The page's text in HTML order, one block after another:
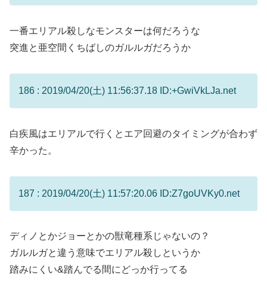
一番エリアル殺しなモンスターは何だろうな
突進と亜空間くちばしのガルルガだろうか
186 : 2019/04/20(土) 11:56:37.18 ID:+GwiVkLJa.net
白疾風はエリアルで行くとエア回避のタイミングが合わず
辛かった。
187 : 2019/04/20(土) 11:57:20.06 ID:Z7goUVKy0.net
ディノとかジョーとかの獣竜種系じゃないの？
ガルルガと違う意味でエリアル殺しというか
踏みにくい&踏んでる間にどっか行ってる